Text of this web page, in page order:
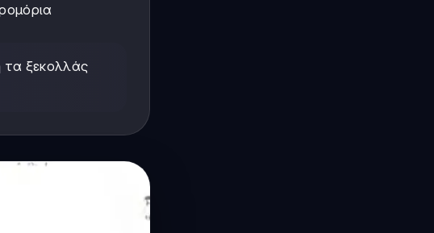
τα ξεκολλάς